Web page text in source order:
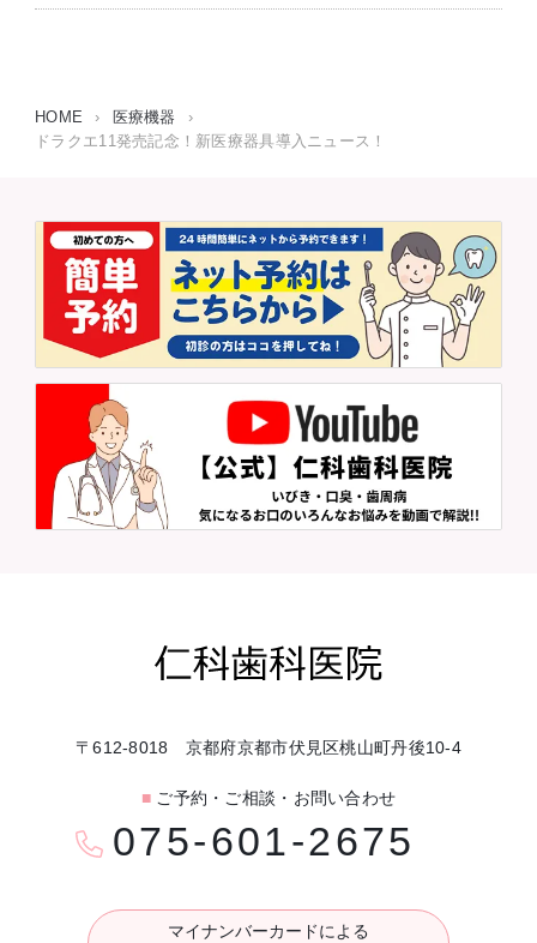
HOME › 医療機器
›
ドラクエ11発売記念！新医療器具導入ニュース！
〒612-8018 京都府京都市伏見区桃山町丹後10-4
■ ご予約・ご相談・お問い合わせ
075-601-2675
マイナンバーカードによる